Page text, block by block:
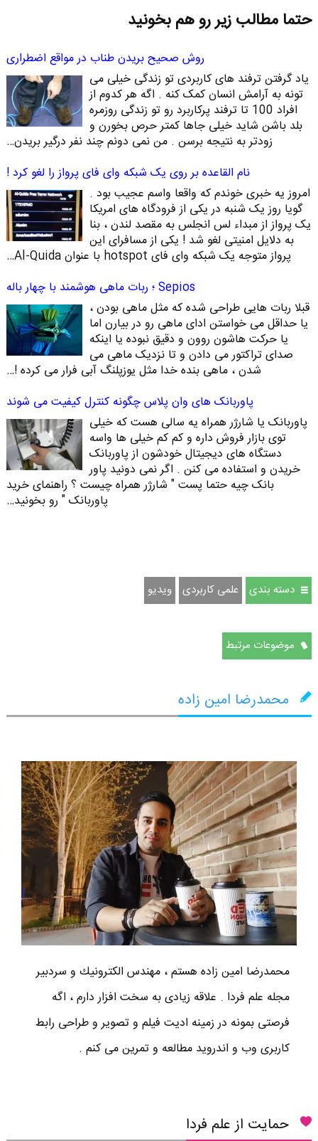
حتما مطالب زیر رو هم بخونید
روش صحیح بریدن طناب در مواقع اضطراری
یاد گرفتن ترفند های کاربردی تو زندگی خیلی می
تونه به آرامش انسان کمک کنه . اگه هر کدوم از
افراد 100 تا ترفند پرکاربرد رو تو زندگی روزمره
بلد باشن شاید خیلی جاها کمتر حرص بخورن و
زودتر به نتیجه برسن . من نمی دونم چند نفر درگیر بریدن…
نام القاعده بر روی یک شبکه وای فای پرواز را لغو کرد !
امروز یه خبری خوندم که واقعا واسم عجیب بود .
گویا روز یک شنبه در یکی از فرودگاه های امریکا
یک پرواز از مبداء لس انجلس به مقصد لندن ، بنا
به دلایل امنیتی لغو شد ! یکی از مسافرای این
پرواز متوجه یک شبکه وای فای hotspot با عنوان Al-Quida…
Sepios ؛ ربات ماهی هوشمند با چهار باله
قبلا ربات هایی طراحی شده که مثل ماهی بودن ،
یا حداقل می خواستن ادای ماهی رو در بیارن اما
یا حرکت هاشون روون و دقیق نبوده یا اینکه
صدای تراکتور می دادن و تا نزدیک ماهی می
شدن ، ماهی بنده خدا مثل یوزپلنگ آبی فرار می کرده !…
پاوربانک های وان پلاس چگونه کنترل کیفیت می شوند
پاوربانک یا شارژر همراه یه سالی هست که خیلی
توی بازار فروش داره و کم کم خیلی ها واسه
دستگاه های دیجیتال خودشون از پاوربانک
خریدن و استفاده می کنن . اگر نمی دونید پاور
بانک چیه حتما پست " شارژر همراه چیست ؟ راهنمای خرید
پاوربانک " رو بخونید…
دسته بندی علمی کاربردی ویدیو
موضوعات مرتبط
محمدرضا امین زاده
محمدرضا امين زاده هستم ، مهندس الكترونيك و سردبير
مجله علم فردا . علاقه زیادی به سخت افزار دارم ، اگه
فرصتی بمونه در زمینه ادیت فیلم و تصویر و طراحی رابط
کاربری وب و اندروید مطالعه و تمرین می کنم .
حمایت از علم فردا